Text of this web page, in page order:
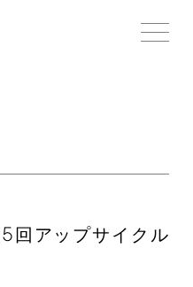
5 回アップサイクル